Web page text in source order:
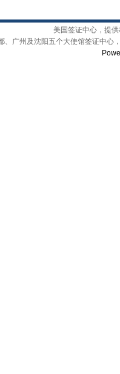
美国签证中心，提
、广州及沈阳五个大使馆签证中